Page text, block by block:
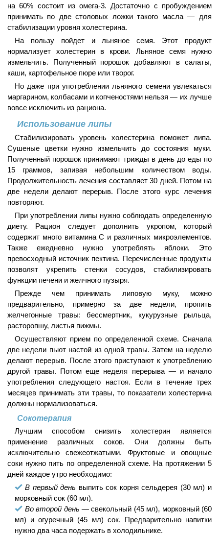
на 60% состоит из омега-3. Достаточно с пробуждением
принимать по две столовых ложки такого масла — для
стабилизации уровня холестерина.
На пользу пойдет и льняное семя. Этот продукт
нормализует холестерин в крови. Льняное семя нужно
измельчить. Полученный порошок добавляют в салаты,
каши, картофельное пюре или творог.
Но даже при употреблении льняного семени увлекаться
маргарином, колбасами и копченостями нельзя — их лучше
вовсе исключить из рациона.
Использование липы
Стабилизировать уровень холестерина поможет липа.
Сушеные цветки нужно измельчить до состояния муки.
Полученный порошок принимают трижды в день до еды по
15 граммов, запивая небольшим количеством воды.
Продолжительность лечения составляет 30 дней. Потом на
две недели делают перерыв. После этого курс лечения
повторяют.
При употреблении липы нужно соблюдать определенную
диету. Рацион следует дополнить укропом, который
содержит много витамина C и различных микроэлементов.
Также ежедневно нужно употреблять яблоки. Это
превосходный источник пектина. Перечисленные продукты
позволят укрепить стенки сосудов, стабилизировать
функции печени и желчного пузыря.
Прежде чем принимать липовую муку, можно
предварительно, примерно за две недели, пропить
желчегонные травы: бессмертник, кукурузные рыльца,
расторопшу, листья пижмы.
Осуществляют прием по определенной схеме. Сначала
две недели пьют настой из одной травы. Затем на неделю
делают перерыв. После этого приступают к употреблению
другой травы. Потом еще неделя перерыва — и начало
употребления следующего настоя. Если в течение трех
месяцев принимать эти травы, то показатели холестерина
должны нормализоваться.
Сокотерапия
Лучшим способом снизить холестерин является
применение различных соков. Они должны быть
исключительно свежеотжатыми. Фруктовые и овощные
соки нужно пить по определенной схеме. На протяжении 5
дней каждое утро необходимо:
В первый день выпить сок корня сельдерея (30 мл) и
морковный сок (60 мл).
Во второй день — свекольный (45 мл), морковный (60
мл) и огуречный (45 мл) сок. Предварительно напитки
нужно два часа подержать в холодильнике.